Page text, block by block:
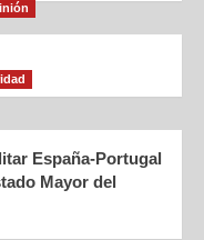
España-Portugal
Mayor del